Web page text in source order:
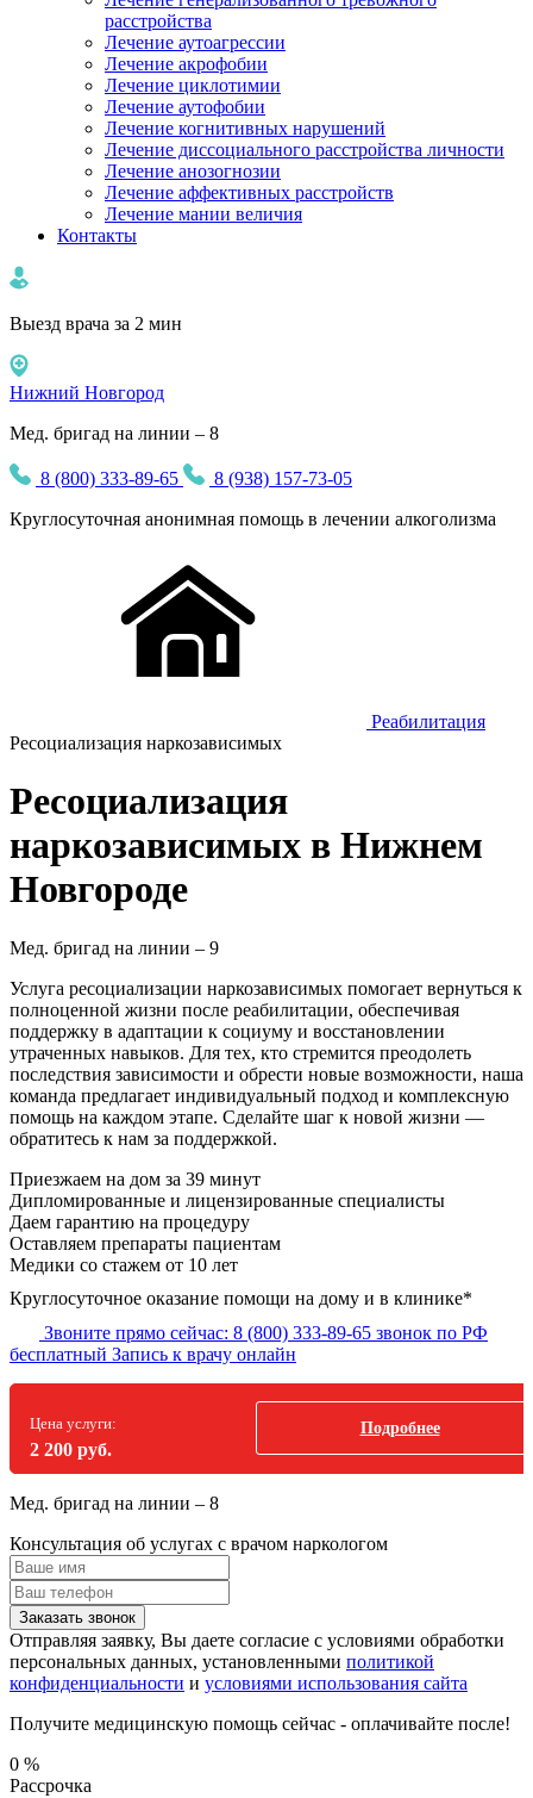
расстройства
Лечение аутоагрессии
Лечение акрофобии
Лечение циклотимии
Лечение аутофобии
Лечение когнитивных нарушений
Лечение диссоциального расстройства личности
Лечение анозогнозии
Лечение аффективных расстройств
Лечение мании величия
Контакты
Выезд врача за 2 мин
Нижний Новгород
Мед. бригад на линии – 8
8 (800) 333-89-65
8 (938) 157-73-05
Круглосуточная анонимная помощь в лечении алкоголизма
Реабилитация
Ресоциализация наркозависимых
Ресоциализация
наркозависимых в Нижнем
Новгороде
Мед. бригад на линии – 9
Услуга ресоциализации наркозависимых помогает вернуться к
полноценной жизни после реабилитации, обеспечивая
поддержку в адаптации к социуму и восстановлении
утраченных навыков. Для тех, кто стремится преодолеть
последствия зависимости и обрести новые возможности, наша
команда предлагает индивидуальный подход и комплексную
помощь на каждом этапе. Сделайте шаг к новой жизни —
обратитесь к нам за поддержкой.
Приезжаем на дом за 39 минут
Дипломированные и лицензированные специалисты
Даем гарантию на процедуру
Оставляем препараты пациентам
Медики со стажем от 10 лет
Круглосуточное оказание помощи на дому и в клинике*
Звоните прямо сейчас: 8 (800) 333-89-65 звонок по РФ
бесплатный Запись к врачу онлайн
Цена услуги:
2 200 руб.
Подробнее
Мед. бригад на линии – 8
Консультация об услугах с врачом наркологом
Заказать звонок
Отправляя заявку, Вы даете согласие с условиями обработки
персональных данных, установленными политикой
конфиденциальности и условиями использования сайта
Получите медицинскую помощь сейчас - оплачивайте после!
0 %
Рассрочка